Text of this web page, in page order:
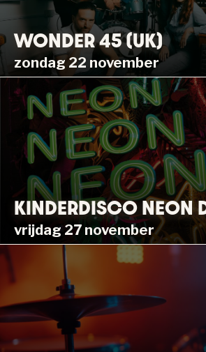
WONDER 45 (UK)
zondag 22 november
KINDERDISCO NEON
vrijdag 27 november